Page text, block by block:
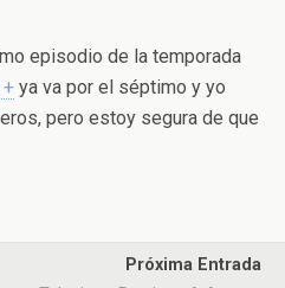
episodio de la temporada
+ ya va por el séptimo y yo
pero estoy segura de que
Próxima Entrada